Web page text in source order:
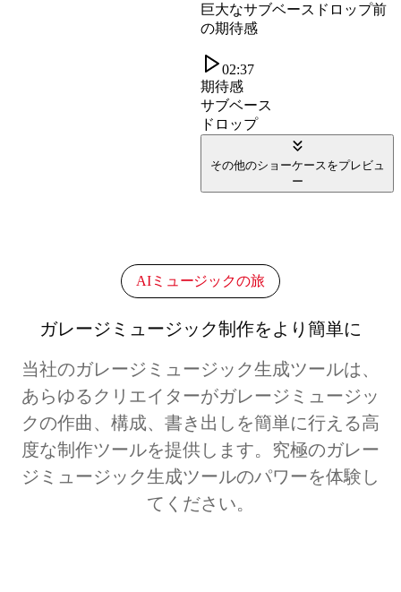
巨大なサブベースドロップ前
の期待感
02:37
期待感
サブベース
ドロップ
その他のショーケースをプレビュ
ー
AIミュージックの旅
ガレージミュージック制作をより簡単に
当社のガレージミュージック生成ツールは、
あらゆるクリエイターがガレージミュージッ
クの作曲、構成、書き出しを簡単に行える高
度な制作ツールを提供します。究極のガレー
ジミュージック生成ツールのパワーを体験し
てください。